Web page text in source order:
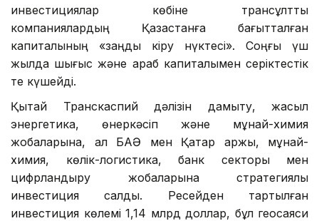
инвестициялар көбіне трансұлттық
компаниялардың Қазақстанға бағытталған
капиталының «заңды кіру нүктесі». Соңғы үш
жылда шығыс және араб капиталымен серіктестік
те күшейді.
Қытай Транскаспий дәлізін дамыту, жасыл
энергетика, өнеркәсіп және мұнай-химия
жобаларына, ал БАӘ мен Қатар қаржы, мұнай-
химия, көлік-логистика, банк секторы мен
цифрландыру жобаларына стратегиялық
инвестиция салды. Ресейден тартылған
инвестиция көлемі 1,14 млрд доллар, бұл геосаяси